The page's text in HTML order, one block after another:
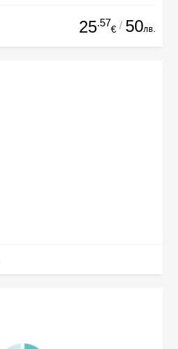
25.57
€ / 50лв.